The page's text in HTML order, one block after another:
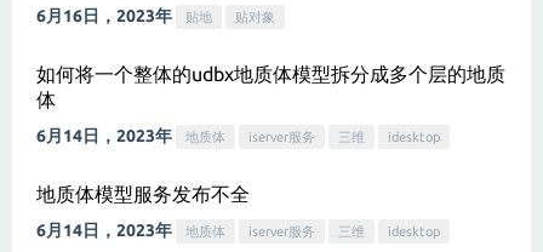
6月16日，2023年 贴地 贴对象
如何将一个整体的udbx地质体模型拆分成多个层的地质
体
6月14日，2023年 地质体 iserver服务 三维 idesktop
地质体模型服务发布不全
6月14日，2023年 地质体 iserver服务 三维 idesktop